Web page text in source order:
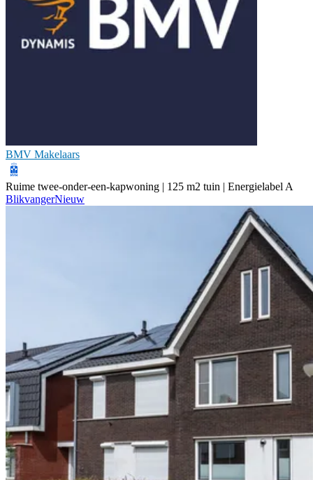
BMV Makelaars
Ruime twee-onder-een-kapwoning | 125 m2 tuin | Energielabel A
BlikvangerNieuw